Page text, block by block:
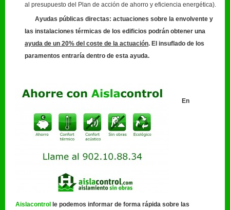
al presupuesto del Plan de acción de ahorro y eficiencia energética).
Ayudas públicas directas: actuaciones sobre la envolvente y
las instalaciones térmicas de los edificios podrán obtener una
ayuda de un 20% del coste de la actuación. El insuflado de los
paramentos entraría dentro de esta ayuda.
En
Aislacontrol
le podemos informar de forma rápida sobre las